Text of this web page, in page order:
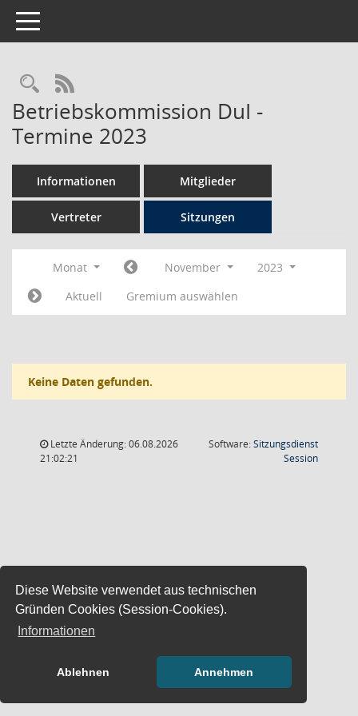
Diese Website verwendet aus technischen
Gründen Cookies (Session-Cookies).
Informationen
Ablehnen Annehmen
Toggle navigation
Rechercheauswahl
RSS-Feed
Betriebskommission DuI -
Termine 2023
Informationen Mitglieder
Vertreter Sitzungen
Monat November
2023
Aktuell
Gremium auswählen
Keine Daten gefunden.
Letzte Änderung: 06.08.2026
21:02:21
Software:Sitzungsdienst
Session(Wird in